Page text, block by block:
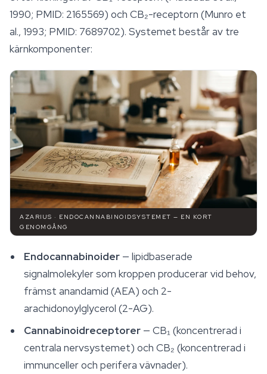
1990; PMID: 2165569) och CB₂-receptorn (Munro et
al., 1993; PMID: 7689702). Systemet består av tre
kärnkomponenter:
AZARIUS · ENDOCANNABINOIDSYSTEMET — EN KORT
GENOMGÅNG
Endocannabinoider — lipidbaserade
signalmolekyler som kroppen producerar vid behov,
främst anandamid (AEA) och 2-
arachidonoylglycerol (2-AG).
Cannabinoidreceptorer — CB₁ (koncentrerad i
centrala nervsystemet) och CB₂ (koncentrerad i
immunceller och perifera vävnader).